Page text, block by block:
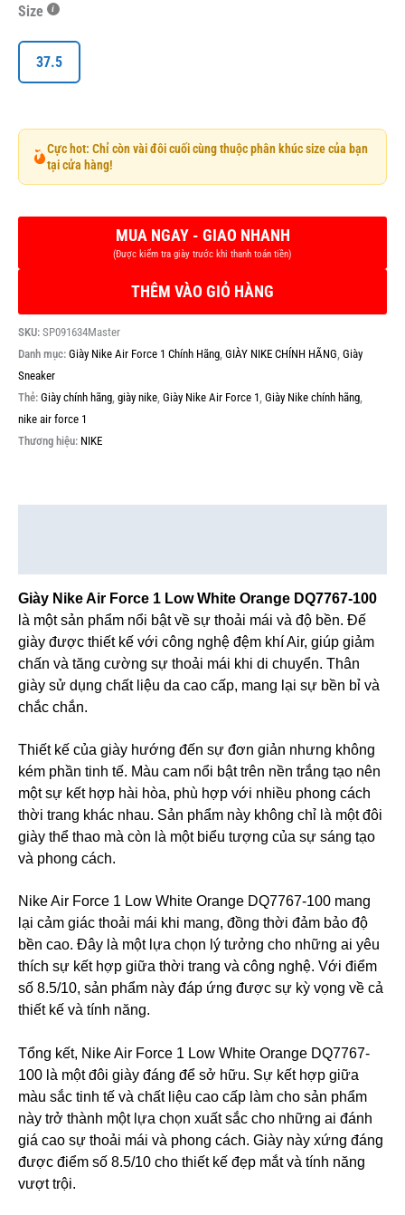
Size
37.5
Cực hot: Chỉ còn vài đôi cuối cùng thuộc phân khúc size của bạn
tại cửa hàng!
THÊM VÀO GIỎ HÀNG
SKU: SP091634Master
Danh mục: Giày Nike Air Force 1 Chính Hãng GIÀY NIKE CHÍNH HÃNG Giày
Sneaker
Thẻ: Giày chính hãng giày nike Giày Nike Air Force 1 Giày Nike chính hãng
nike air force 1
Thương hiệu: NIKE
Giày Nike Air Force 1 Low White Orange DQ7767-100
là một sản phẩm nổi bật về sự thoải mái và độ bền. Đế
giày được thiết kế với công nghệ đệm khí Air, giúp giảm
chấn và tăng cường sự thoải mái khi di chuyển. Thân
giày sử dụng chất liệu da cao cấp, mang lại sự bền bỉ và
chắc chắn.
Thiết kế của giày hướng đến sự đơn giản nhưng không
kém phần tinh tế. Màu cam nổi bật trên nền trắng tạo nên
một sự kết hợp hài hòa, phù hợp với nhiều phong cách
thời trang khác nhau. Sản phẩm này không chỉ là một đôi
giày thể thao mà còn là một biểu tượng của sự sáng tạo
và phong cách.
Nike Air Force 1 Low White Orange DQ7767-100 mang
lại cảm giác thoải mái khi mang, đồng thời đảm bảo độ
bền cao. Đây là một lựa chọn lý tưởng cho những ai yêu
thích sự kết hợp giữa thời trang và công nghệ. Với điểm
số 8.5/10, sản phẩm này đáp ứng được sự kỳ vọng về cả
thiết kế và tính năng.
Tổng kết, Nike Air Force 1 Low White Orange DQ7767-
100 là một đôi giày đáng để sở hữu. Sự kết hợp giữa
màu sắc tinh tế và chất liệu cao cấp làm cho sản phẩm
này trở thành một lựa chọn xuất sắc cho những ai đánh
giá cao sự thoải mái và phong cách. Giày này xứng đáng
được điểm số 8.5/10 cho thiết kế đẹp mắt và tính năng
vượt trội.